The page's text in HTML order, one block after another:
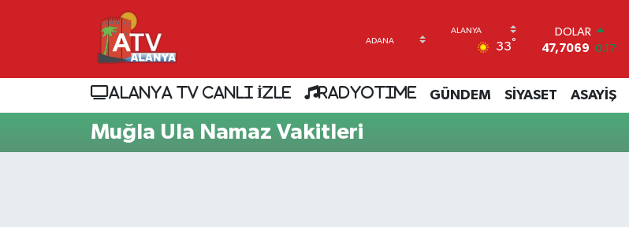
33°
DOLAR
47,7069 0.17
55,0265 0.01
STERLİN
64,1897 0.02
ALANYA TV CANLI İZLE RADYOTIME GÜNDEM SİYASET ASAYİŞ
Muğla Ula Namaz Vakitleri